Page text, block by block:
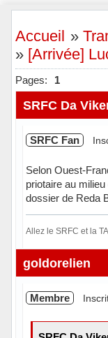
Accueil »
» [Arrivée]
Pages: 1
SRFC Da
SRFC Fan
Selon Ouest-
priotaire au
dossier de Reda
Allez le SRFC et la
Hors ligne
goldorelien
Membre